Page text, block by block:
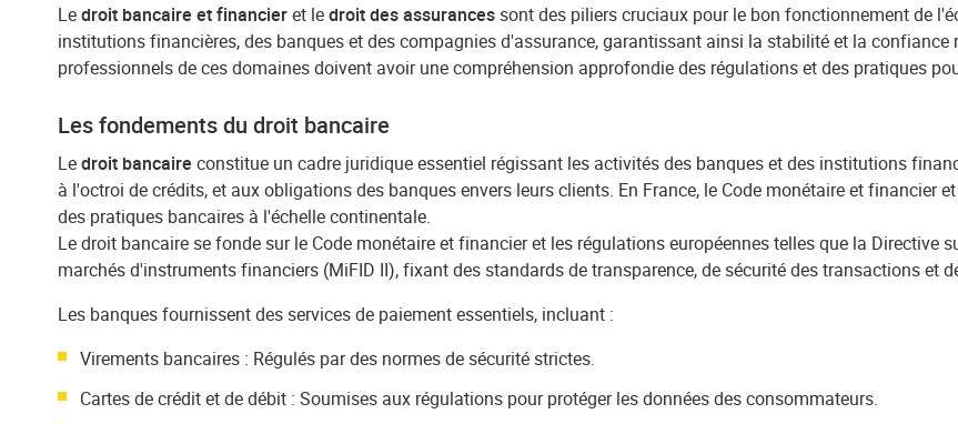
Ledroit bancaire et financieret ledroit des assurancessont des piliers cruciaux pour le bon fonctionnement de
institutions financières, des banques et des compagnies d'assurance, garantissant ainsi la stabilité et la
professionnels de ces domaines doivent avoir une compréhension approfondie des régulations et des pratiques
Les fondements du droit bancaire
Ledroit bancaire constitue un cadre juridique essentiel régissant les activités des banques et des institutions
à l'octroi de crédits, et aux obligations des banques envers leurs clients. En France, le Code monétaire et financier
des pratiques bancaires à l'échelle continentale.
Le droit bancaire se fonde sur le Code monétaire et financier et les régulations européennes telles que la Directive
marchés d'instruments financiers (MiFID II), fixant des standards de transparence, de sécurité des transactions et
Les banques fournissent des services de paiement essentiels, incluant :
Virements bancaires : Régulés par des normes de sécurité strictes.
Cartes de crédit et de débit : Soumises aux régulations pour protéger les données des consommateurs.